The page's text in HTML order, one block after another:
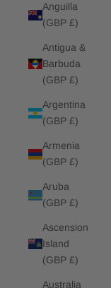
Anguilla
(GBP £)
Antigua &
Barbuda
(GBP £)
Argentina
(GBP £)
Armenia
(GBP £)
Aruba
(GBP £)
Ascension
Island
(GBP £)
Australia